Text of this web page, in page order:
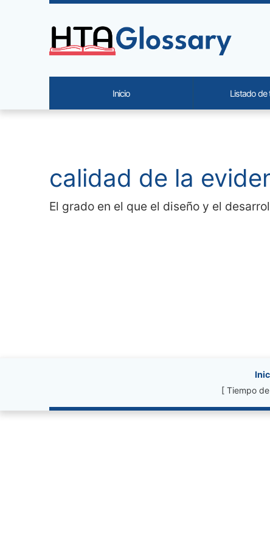
Navigation and related
calidad de la
El grado en el que el diseño y el
Site information,
[ Tiempo
Site identity, navigation, etc.
Inicio Listado de